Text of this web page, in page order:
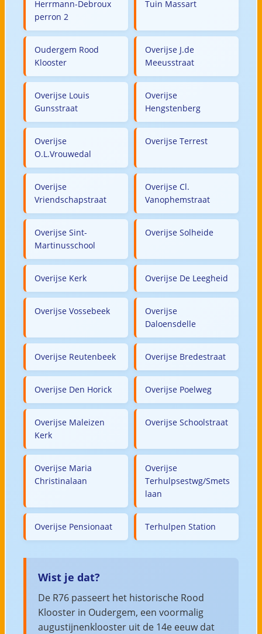
Herrmann-Debroux
perron 2
Tuin Massart
Oudergem Rood
Klooster
Overijse J.de
Meeusstraat
Overijse Louis
Gunsstraat
Overijse
Hengstenberg
Overijse
O.L.Vrouwedal
Overijse Terrest
Overijse
Vriendschapstraat
Overijse Cl.
Vanophemstraat
Overijse Sint-
Martinusschool
Overijse Solheide
Overijse Kerk Overijse De Leegheid
Overijse Vossebeek
Overijse
Daloensdelle
Overijse Reutenbeek Overijse Bredestraat
Overijse Den Horick Overijse Poelweg
Overijse Maleizen
Kerk
Overijse Schoolstraat
Overijse Maria
Christinalaan
Overijse
Terhulpsestwg/Smets
laan
Overijse Pensionaat Terhulpen Station
Wist je dat?
De R76 passeert het historische Rood
Klooster in Oudergem, een voormalig
augustijnenklooster uit de 14e eeuw dat